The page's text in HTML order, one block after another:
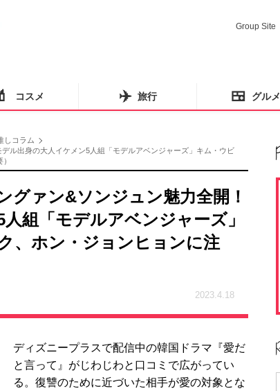
Group Site
コスメ ✈️ 旅行 🍱 グルメ
しコラム
ル出身の大人イケメン5人組「モデルアベンジャーズ」キム・ウビ
グァン&ソンジュン魅力全開！
組「モデルアベンジャーズ」
、ホン・ジョンヒョンに注
2023.4.18
ディズニープラスで配信中の韓国ドラマ『愛だ
と言って』がじわじわと口コミで広がってい
る。復讐のために近づいた相手が愛の対象とな